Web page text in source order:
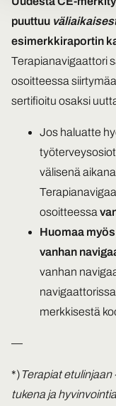
puuttuu
esimerkkiraportin
Terapianavigaattori
osoitteessa
sertifioitu osaksi
Jos haluatte
välisenä
osoitteessa
Huomaa
vanhan
vanhan
merkkisestä
—
*)Terapiat
tukena ja